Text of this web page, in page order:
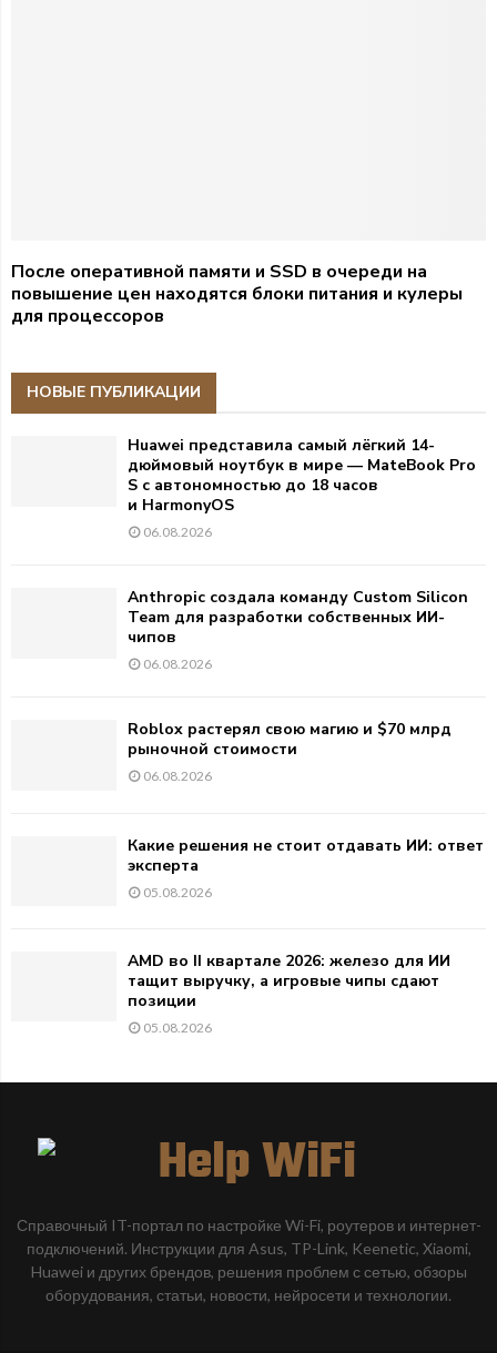
После оперативной памяти и SSD в очереди на
повышение цен находятся блоки питания и кулеры
для процессоров
НОВЫЕ ПУБЛИКАЦИИ
Huawei представила самый лёгкий 14-
дюймовый ноутбук в мире — MateBook Pro
S с автономностью до 18 часов
и HarmonyOS
06.08.2026
Anthropic создала команду Custom Silicon
Team для разработки собственных ИИ-
чипов
06.08.2026
Roblox растерял свою магию и $70 млрд
рыночной стоимости
06.08.2026
Какие решения не стоит отдавать ИИ: ответ
эксперта
05.08.2026
AMD во II квартале 2026: железо для ИИ
тащит выручку, а игровые чипы сдают
позиции
05.08.2026
Справочный IT-портал по настройке Wi-Fi, роутеров и интернет-
подключений. Инструкции для Asus, TP-Link, Keenetic, Xiaomi,
Huawei и других брендов, решения проблем с сетью, обзоры
оборудования, статьи, новости, нейросети и технологии.